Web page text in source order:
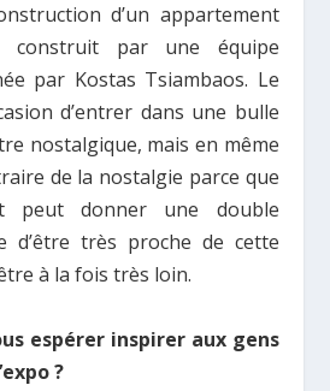
d’un appartement
construit par une équipe
par Kostas Tsiambaos. Le
d’entrer dans une bulle
nostalgique, mais en même
de la nostalgie parce que
peut donner une double
d’être très proche de cette
à la fois très loin.
espérer inspirer aux gens
?